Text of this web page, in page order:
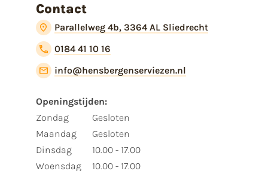
Contact
Parallelweg 4b, 3364 AL Sliedrecht
0184 41 10 16
info@hensbergenserviezen.nl
Openingstijden:​
​Zondag
Maandag
Dinsdag
Woensdag
Gesloten
Gesloten
10.00 - 17.00
10.00 - 17.00